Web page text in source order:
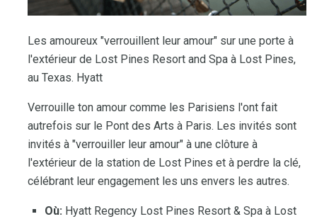
Les amoureux "verrouillent leur amour" sur une porte à
l'extérieur de Lost Pines Resort and Spa à Lost Pines,
au Texas. Hyatt
Verrouille ton amour comme les Parisiens l'ont fait
autrefois sur le Pont des Arts à Paris. Les invités sont
invités à "verrouiller leur amour" à une clôture à
l'extérieur de la station de Lost Pines et à perdre la clé,
célébrant leur engagement les uns envers les autres.
Où: Hyatt Regency Lost Pines Resort & Spa à Lost